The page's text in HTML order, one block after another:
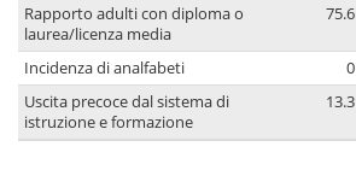
Rapporto adulti con diploma o
laurea/licenza media
75.6
Incidenza di analfabeti 0
Uscita precoce dal sistema di
istruzione e formazione
13.3